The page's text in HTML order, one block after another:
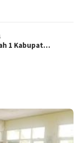
1 Kabupat…